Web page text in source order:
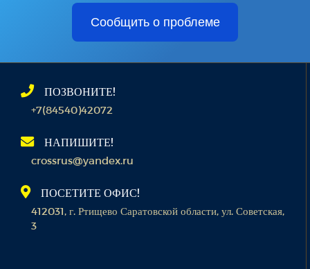
Сообщить о проблеме
ПОЗВОНИТЕ!
+7(84540)42072
НАПИШИТЕ!
crossrus@yandex.ru
ПОСЕТИТЕ ОФИС!
412031, г. Ртищево Саратовской области, ул. Советская,
3